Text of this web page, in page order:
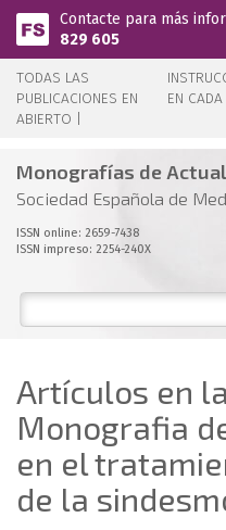
Pasar al contenido principal
Contacte para más
829 605
TODAS LAS
PUBLICACIONES EN
ABIERTO |
EN CADA
Monografías de
Sociedad Española de
ISSN online: 2659-7438
ISSN impreso: 2254-240X
Artículos en
Monografia
en el
de la